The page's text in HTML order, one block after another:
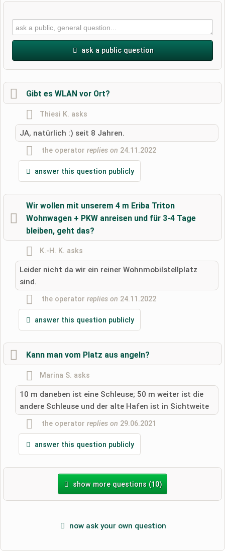
ask a public question
Surname
Email address (will not be published)
I hereby accept theterms and conditions.
I have read thedata protection declaration.
ask a public question Cancel
Note:Please note, public questions are
Click here to ask anindividual questionto the RV park
entry.
Gibt es WLAN vor Ort?
Thiesi K. asks
JA, natürlich :) seit 8 Jahren.
the operator replies on 24.11.2022
answer this question publicly
Wir wollen mit unserem 4 m Eriba Triton
Wohnwagen + PKW anreisen und für 3-4 Tage
bleiben, geht das?
K.-H. K. asks
Leider nicht da wir ein reiner Wohnmobilstellplatz
sind.
the operator replies on 24.11.2022
answer this question publicly
Kann man vom Platz aus angeln?
Marina S. asks
10 m daneben ist eine Schleuse; 50 m weiter ist die
andere Schleuse und der alte Hafen ist in Sichtweite
the operator replies on 29.06.2021
answer this question publicly
show more questions (10)
now ask your own question